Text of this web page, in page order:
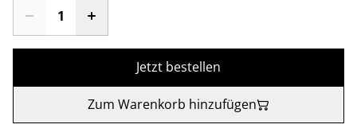
Jetzt bestellen
Zum Warenkorb hinzufügen